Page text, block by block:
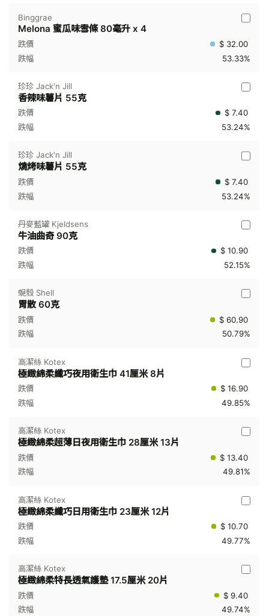
Binggrae
Melona 蜜瓜味雪條 80毫升 x 4
$ 32.00
53.33%
珍珍 Jack'n Jill
香辣味薯片 55克
$ 7.40
53.24%
珍珍 Jack'n Jill
燒烤味薯片 55克
$ 7.40
53.24%
丹麥藍罐 Kjeldsens
牛油曲奇 90克
$ 10.90
52.15%
蜆殼 Shell
胃散 60克
$ 60.90
50.79%
高潔絲 Kotex
極緻綿柔纖巧夜用衛生巾 41厘米 8片
$ 16.90
49.85%
高潔絲 Kotex
極緻綿柔超薄日夜用衛生巾 28厘米 13片
$ 13.40
49.81%
高潔絲 Kotex
極緻綿柔纖巧日用衛生巾 23厘米 12片
$ 10.70
49.77%
高潔絲 Kotex
極緻綿柔特長透氣護墊 17.5厘米 20片
$ 9.40
49.74%